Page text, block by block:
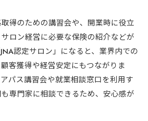
得のための講習会や、開業時に役立
ロン経営に必要な保険の紹介などが
認定サロン」になると、業界内での
客獲得や経営安定にもつながりま
パス講習会や就業相談窓口を利用す
専門家に相談できるため、安心感が